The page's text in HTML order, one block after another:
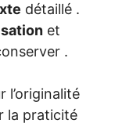
détaillé .
et
.
l’originalité
la praticité